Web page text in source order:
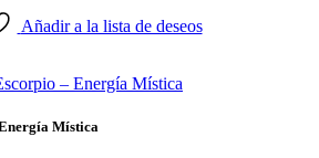
€.
Añadir a la lista de deseos
Mística